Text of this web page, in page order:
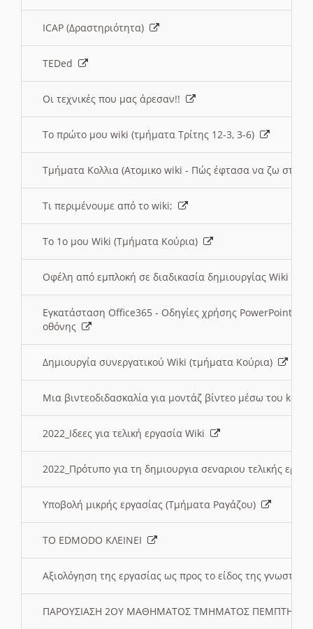
ICAP (Δραστηριότητα)
TEDed
Οι τεχνικές που μας άρεσαν!!
Το πρώτο μου wiki (τμήματα Τρίτης 12-3, 3-6)
Τμήματα Κολλια (Ατομικο wiki - Πώς έφτασα να ζω στην
Τι περιμένουμε από το wiki;
Το 1ο μου Wiki (Τμήματα Κούρια)
Οφέλη από εμπλοκή σε διαδικασία δημιουργίας Wiki
Εγκατάσταση Office365 - Οδηγίες χρήσης PowerPoint
οθόνης
Δημιουργία συνεργατικού Wiki (τμήματα Κούρια)
Μια βιντεοδιδασκαλία για μοντάζ βίντεο μέσω του
2022_Ιδεες για τελική εργασία Wiki
2022_Πρότυπο για τη δημιουργια σεναριου τελικής
Υποβολή μικρής εργασίας (Τμήματα Ραγάζου)
ΤΟ EDMODO ΚΛΕΙΝΕΙ
Αξιολόγηση της εργασίας ως προς το είδος της
ΠΑΡΟΥΣΙΑΣΗ 2ΟΥ ΜΑΘΗΜΑΤΟΣ ΤΜΗΜΑΤΟΣ